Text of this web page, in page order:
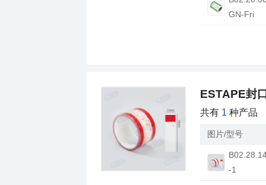
GN-Fri
ESTAPE封
共有 1 种产品
图片/型号
-1